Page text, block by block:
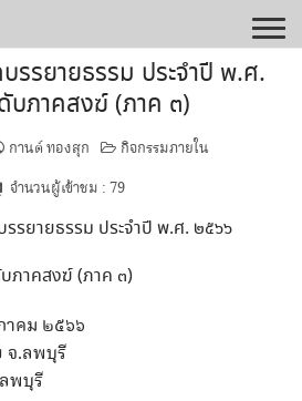
รรยายธรรม ประจำปี พ.ศ.
บภาคสงฆ์ (ภาค ๓)
กานต์ ทองสุก
กิจกรรมภายใน
จำนวนผู้เข้าชม : 79
รรยายธรรม ประจำปี พ.ศ. ๒๕๖๖
บภาคสงฆ์ (ภาค ๓)
คม ๒๕๖๖
จ.ลพบุรี
พบุรี